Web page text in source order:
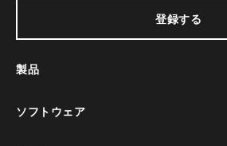
登録する
製品
ソフトウェア